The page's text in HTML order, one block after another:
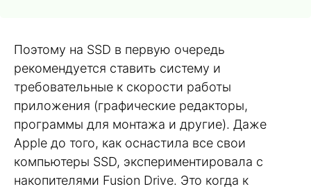
Поэтому на SSD в первую очередь
рекомендуется ставить систему и
требовательные к скорости работы
приложения (графические редакторы,
программы для монтажа и другие). Даже
Apple до того, как оснастила все свои
компьютеры SSD, экспериментировала с
накопителями Fusion Drive. Это когда к